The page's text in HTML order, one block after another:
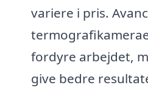
variere i pris.
fordyre arbejdet,
give bedre